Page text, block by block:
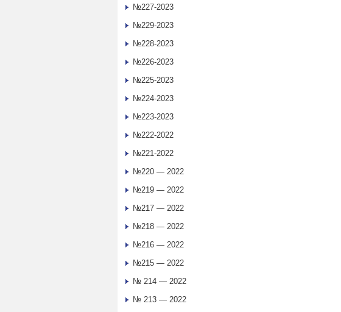
№227-2023
№229-2023
№228-2023
№226-2023
№225-2023
№224-2023
№223-2023
№222-2022
№221-2022
№220 — 2022
№219 — 2022
№217 — 2022
№218 — 2022
№216 — 2022
№215 — 2022
№ 214 — 2022
№ 213 — 2022